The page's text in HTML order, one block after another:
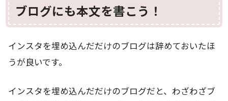
ブログにも本文を書こう！
インスタを埋め込んだだけのブログは辞めておいたほ
うが良いです。
インスタを埋め込んだだけのブログだと、わざわざブ